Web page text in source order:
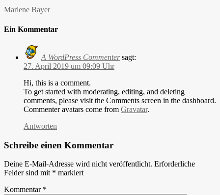
Marlene Bayer
Ein Kommentar
A WordPress Commenter sagt:
27. April 2019 um 09:09 Uhr
Hi, this is a comment.
To get started with moderating, editing, and deleting
comments, please visit the Comments screen in the dashboard.
Commenter avatars come from Gravatar.
Antworten
Schreibe einen Kommentar
Deine E-Mail-Adresse wird nicht veröffentlicht. Erforderliche
Felder sind mit * markiert
Kommentar *